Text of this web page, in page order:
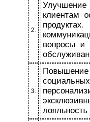
2.
клиентам
вопросы и
3.